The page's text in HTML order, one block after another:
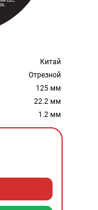
Китай
Отрезной
125 мм
22.2 мм
1.2 мм